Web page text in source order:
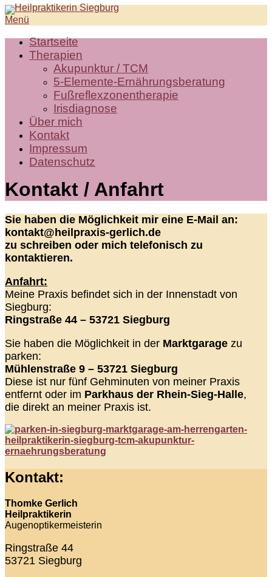
Zum
Inhalt
Menü
Startseite
Therapien
Akupunktur / TCM
5-Elemente-Ernährungsberatung
Fußreflexzonentherapie
Irisdiagnose
Über mich
Kontakt
Impressum
Datenschutz
Kontakt / Anfahrt
Sie haben die Möglichkeit mir eine E-Mail an:
kontakt@heilpraxis-gerlich.de
zu schreiben oder mich telefonisch zu
kontaktieren.
Anfahrt:
Meine Praxis befindet sich in der Innenstadt von
Siegburg:
Ringstraße 44 – 53721 Siegburg
Sie haben die Möglichkeit in der Marktgarage zu
parken:
Mühlenstraße 9 – 53721 Siegburg
Diese ist nur fünf Gehminuten von meiner Praxis
entfernt oder im Parkhaus der Rhein-Sieg-Halle,
die direkt an meiner Praxis ist.
Kontakt:
Thomke Gerlich
Heilpraktikerin
Augenoptikermeisterin
Ringstraße 44
53721 Siegburg